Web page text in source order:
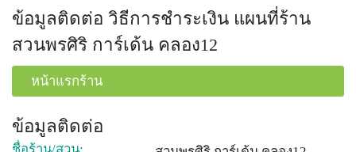
ข้อมูลติดต่อ วิธีการชำระเงิน แผนที่ร้าน
สวนพรศิริ การ์เด้น คลอง12
หน้าแรกร้าน
ข้อมูลติดต่อ